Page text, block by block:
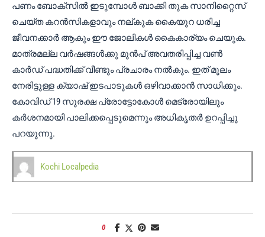
പണം ബോക്സിൽ ഇടുമ്പോൾ ബാക്കി തുക സാനിറ്റൈസ്
ചെയ്ത കറൻസികളാവും നല്കുക കൈയുറ ധരിച്ച
ജീവനക്കാർ ആകും ഈ ജോലികൾ കൈകാര്യം ചെയുക.
മാത്രമല്ല വർഷങ്ങൾക്കു മുൻപ് അവതരിപ്പിച്ച വൺ
കാർഡ് പദ്ധതിക്ക് വീണ്ടും പ്രചാരം നൽകും. ഇത് മൂലം
നേരിട്ടുള്ള ക്യാഷ് ഇടപാടുകൾ ഒഴിവാക്കാൻ സാധിക്കും.
കോവിഡ് 19 സുരക്ഷ പ്രോട്ടോകോൾ മെട്രോയിലും
കർശനമായി പാലിക്കപ്പെടുമെന്നും അധികൃതർ ഉറപ്പിച്ചു
പറയുന്നു.
Kochi Localpedia
0